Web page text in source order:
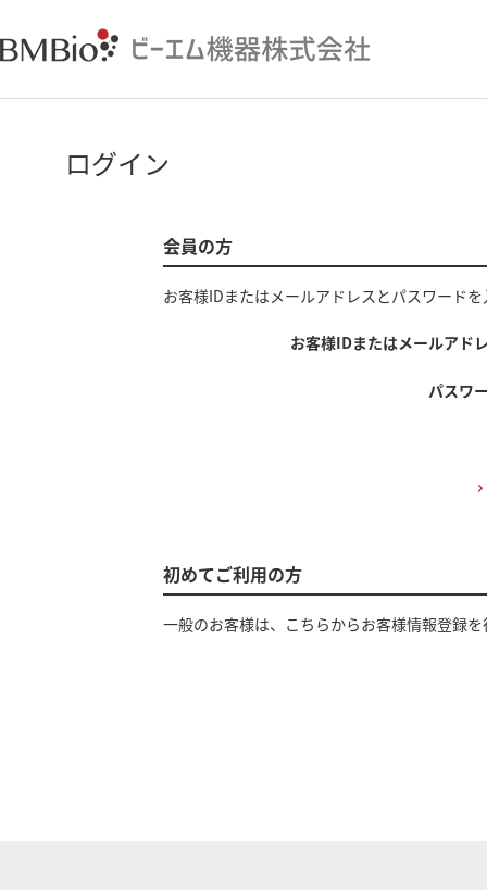
ログイン
会員の方
お客様IDまたはメールアドレス とパスワード
お客様IDまたはメールアド
パスワ
初めてご利用の方
一般のお客様は、こちらからお客様情報登録